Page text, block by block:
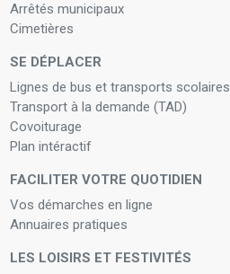
Arrêtés municipaux
Cimetières
SE DÉPLACER
Lignes de bus et transports scolaires
Transport à la demande (TAD)
Covoiturage
Plan intéractif
FACILITER VOTRE QUOTIDIEN
Vos démarches en ligne
Annuaires pratiques
LES LOISIRS ET FESTIVITÉS